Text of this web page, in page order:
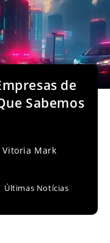
de
Sabemos
Vitoria Mark
Últimas Notícias